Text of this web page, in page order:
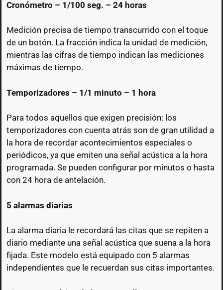
Cronómetro – 1/100 seg. – 24 horas
Medición precisa de tiempo transcurrido con el toque
de un botón. La fracción indica la unidad de medición,
mientras las cifras de tiempo indican las mediciones
máximas de tiempo.
Temporizadores – 1/1 minuto – 1 hora
Para todos aquellos que exigen precisión: los
temporizadores con cuenta atrás son de gran utilidad a
la hora de recordar acontecimientos especiales o
periódicos, ya que emiten una señal acústica a la hora
programada. Se pueden configurar por minutos o hasta
con 24 hora de antelación.
5 alarmas diarias
La alarma diaria le recordará las citas que se repiten a
diario mediante una señal acústica que suena a la hora
fijada. Este modelo está equipado con 5 alarmas
independientes que le recuerdan sus citas importantes.